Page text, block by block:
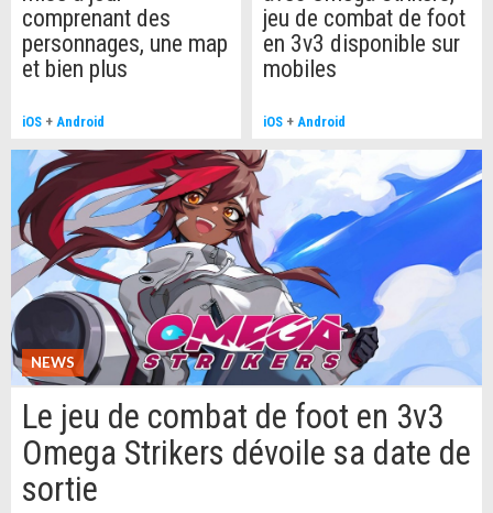
comprenant des
personnages, une map
et bien plus
iOS + Android
jeu de combat de foot
en 3v3 disponible sur
mobiles
iOS + Android
NEWS
Le jeu de combat de foot en 3v3
Omega Strikers dévoile sa date de
sortie